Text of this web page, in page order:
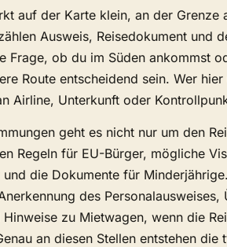
auf der Karte klein, an der Grenze
Ausweis, Reisedokument und
Frage, ob du im Süden ankommst
Route entscheidend sein. Wer
Airline, Unterkunft oder
geht es nicht nur um den
Regeln für EU-Bürger, mögliche
und die Dokumente für
des
zu Mietwagen, wenn die
an diesen Stellen entstehen die